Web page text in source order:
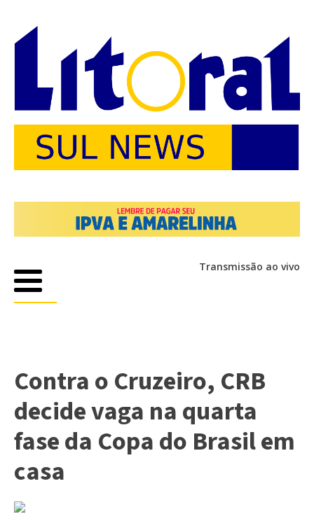
Transmissão ao vivo
Contra o Cruzeiro, CRB
decide vaga na quarta
fase da Copa do Brasil em
casa